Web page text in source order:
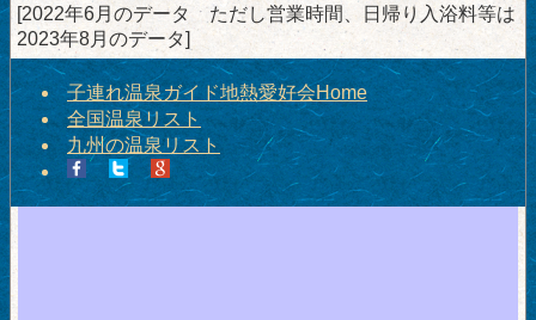
[2022年6月のデータ ただし営業時間、日帰り入浴料等は
2023年8月のデータ]
子連れ温泉ガイド地熱愛好会Home
全国温泉リスト
九州の温泉リスト